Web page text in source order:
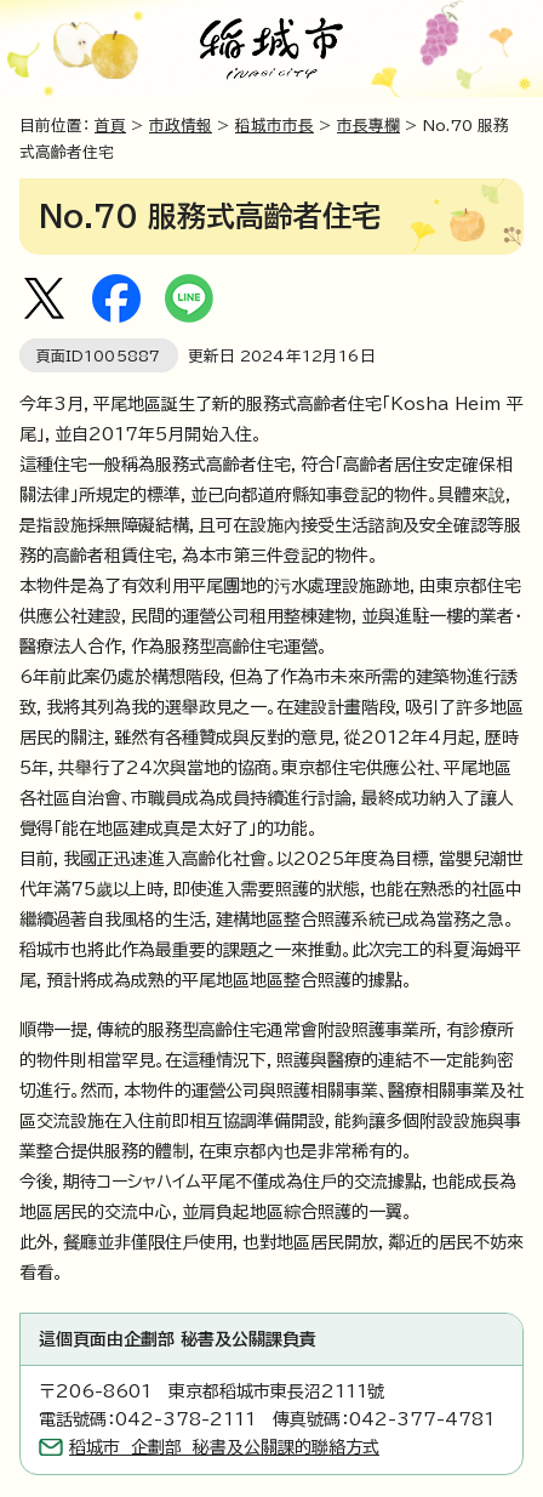
目前位置： 首頁 > 市政情報 > 稻城市市長 > 市長專欄 > No.70 服務
式高齡者住宅
No.70 服務式高齡者住宅
頁面ID1005887 更新日 2024年12月 16 日
今年3月，平尾地區誕生了新的服務式高齡者住宅「Kosha Heim 平
尾」，並自2017年5月開始入住。
這種住宅一般稱為服務式高齡者住宅，符合「高齡者居住安定確保相
關法律」所規定的標準，並已向都道府縣知事登記的物件。具體來說，
是指設施採無障礙結構，且可在設施內接受生活諮詢及安全確認等服
務的高齡者租賃住宅，為本市第三件登記的物件。
本物件是為了有效利用平尾團地的污水處理設施跡地，由東京都住宅
供應公社建設，民間的運營公司租用整棟建物，並與進駐一樓的業者・
醫療法人合作，作為服務型高齡住宅運營。
6年前此案仍處於構想階段，但為了作為市未來所需的建築物進行誘
致，我將其列為我的選舉政見之一。在建設計畫階段，吸引了許多地區
居民的關注，雖然有各種贊成與反對的意見，從2012年4月起，歷時
5年，共舉行了24次與當地的協商。東京都住宅供應公社、平尾地區
各社區自治會、市職員成為成員持續進行討論，最終成功納入了讓人
覺得「能在地區建成真是太好了」的功能。
目前，我國正迅速進入高齡化社會。以2025年度為目標，當嬰兒潮世
代年滿75歲以上時，即使進入需要照護的狀態，也能在熟悉的社區中
繼續過著自我風格的生活，建構地區整合照護系統已成為當務之急。
稻城市也將此作為最重要的課題之一來推動。此次完工的科夏海姆平
尾，預計將成為成熟的平尾地區地區整合照護的據點。
順帶一提，傳統的服務型高齡住宅通常會附設照護事業所，有診療所
的物件則相當罕見。在這種情況下，照護與醫療的連結不一定能夠密
切進行。然而，本物件的運營公司與照護相關事業、醫療相關事業及社
區交流設施在入住前即相互協調準備開設，能夠讓多個附設設施與事
業整合提供服務的體制，在東京都內也是非常稀有的。
今後，期待コーシャハイム平尾不僅成為住戶的交流據點，也能成長為
地區居民的交流中心，並肩負起地區綜合照護的一翼。
此外，餐廳並非僅限住戶使用，也對地區居民開放，鄰近的居民不妨來
看看。
這個頁面由企劃部 秘書及公關課負責
〒206-8601 東京都稻城市東長沼2111號
電話號碼：042-378-2111 傳真號碼：042-377-4781
稻城市 企劃部 秘書及公關課的聯絡方式